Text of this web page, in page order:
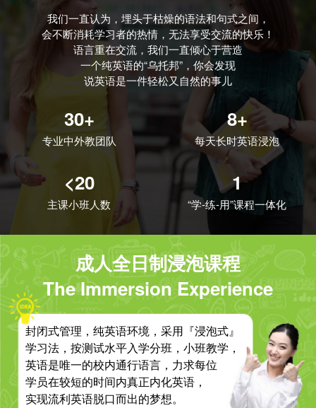
我们一直认为，埋头于枯燥的语法和句式之间，
会不断消耗学习者的热情，无法享受交流的快乐！
语言重在交流，我们一直倾心于营造
一个纯英语的“乌托邦”，你会发现
说英语是一件轻松又自然的事儿
30+
专业中外教团队
8+
每天长时英语浸泡
<20
主课小班人数
1
“学-练-用”课程一体化
成人全日制浸泡课程
The Immersion Experience
封闭式管理，纯英语环境，采用『浸泡式』
学习法，按测试水平入学分班，小班教学，
英语是唯一的校内通行语言，力求每位
学员在较短的时间内真正内化英语，
实现流利英语脱口而出的梦想。